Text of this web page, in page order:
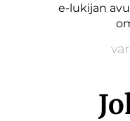
e-lukijan